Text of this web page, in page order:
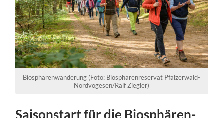
Biosphärenwanderung (Foto: Biosphärenreservat Pfälzerwald-
Nordvogesen/Ralf Ziegler)
Saisonstart für die Biosphären-